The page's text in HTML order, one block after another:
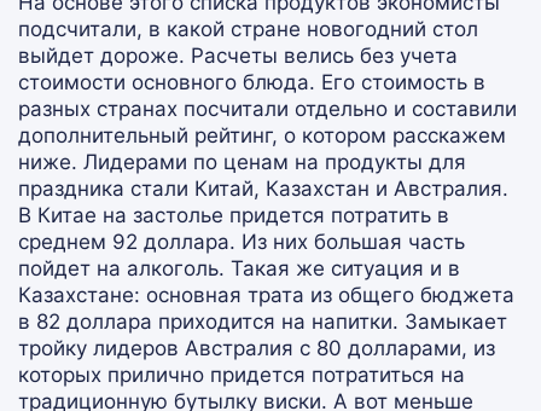
подсчитали, в какой стране новогодний стол
выйдет дороже. Расчеты велись без учета
стоимости основного блюда. Его стоимость в
разных странах посчитали отдельно и составили
дополнительный рейтинг, о котором расскажем
ниже. Лидерами по ценам на продукты для
праздника стали Китай, Казахстан и Австралия.
В Китае на застолье придется потратить в
среднем 92 доллара. Из них большая часть
пойдет на алкоголь. Такая же ситуация и в
Казахстане: основная трата из общего бюджета
в 82 доллара приходится на напитки. Замыкает
тройку лидеров Австралия с 80 долларами, из
которых прилично придется потратиться на
традиционную бутылку виски. А вот меньше